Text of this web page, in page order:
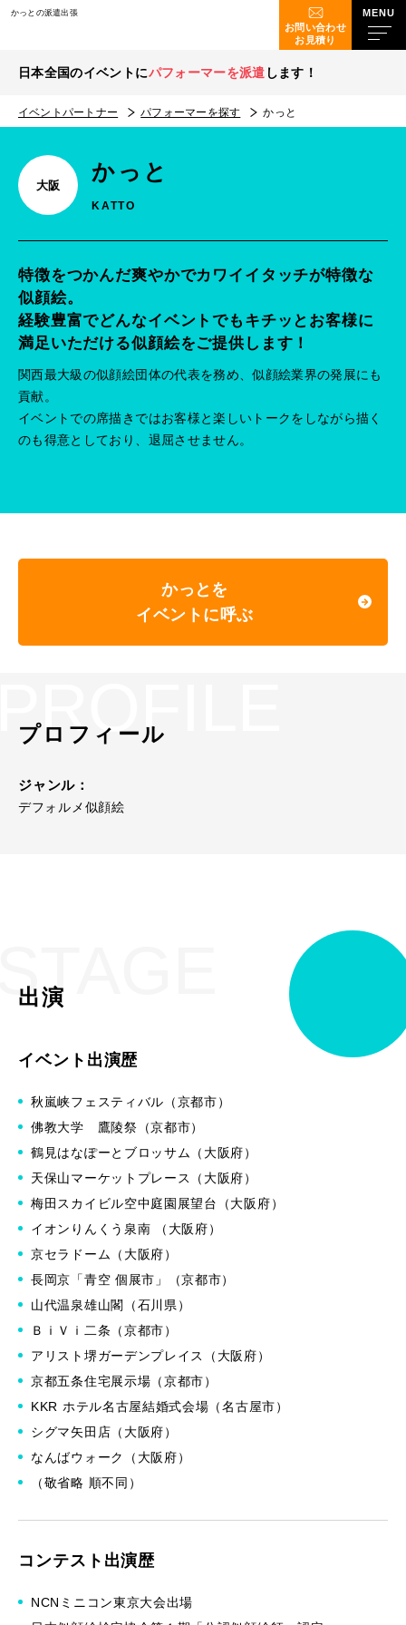
かっとの派遣出張
お問い合わせ
お見積り
日本全国のイベントにパフォーマーを派遣 します！
イベントパートナー パフォーマーを探す かっと
大阪
かっと
KATTO
特徴をつかんだ爽やかでカワイイタッチが特徴な
似顔絵。
経験豊富でどんなイベントでもキチッとお客様に
満足いただける似顔絵をご提供します！
関西最大級の似顔絵団体の代表を務め、似顔絵業界の発展にも
貢献。
イベントでの席描きではお客様と楽しいトークをしながら描く
のも得意としており、退屈させません。
かっとを
イベントに呼ぶ
プロフィール
ジャンル：
デフォルメ似顔絵
出演
イベント出演歴
秋嵐峡フェスティバル（京都市）
佛教大学 鷹陵祭（京都市）
鶴見はなぽーとブロッサム（大阪府）
天保山マーケットプレース（大阪府）
梅田スカイビル空中庭園展望台（大阪府）
イオンりんくう泉南 （大阪府）
京セラドーム（大阪府）
長岡京「青空 個展市」（京都市）
山代温泉雄山閣（石川県）
ＢｉＶｉ二条（京都市）
アリスト堺ガーデンプレイス（大阪府）
京都五条住宅展示場（京都市）
KKR ホテル名古屋結婚式会場（名古屋市）
シグマ矢田店（大阪府）
なんばウォーク（大阪府）
（敬省略 順不同）
コンテスト出演歴
NCNミニコン東京大会出場